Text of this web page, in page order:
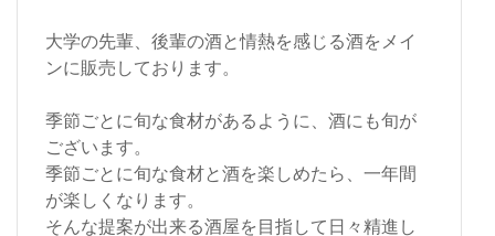
大学の先輩、後輩の酒と情熱を感じる酒をメイ
ンに販売しております。
季節ごとに旬な食材があるように、酒にも旬が
ございます。
季節ごとに旬な食材と酒を楽しめたら、一年間
が楽しくなります。
そんな提案が出来る酒屋を目指して日々精進し